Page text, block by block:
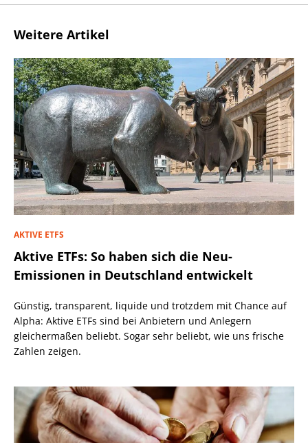
Weitere Artikel
AKTIVE ETFS
Aktive ETFs: So haben sich die Neu-
Emissionen in Deutschland entwickelt
Günstig, transparent, liquide und trotzdem mit Chance auf
Alpha: Aktive ETFs sind bei Anbietern und Anlegern
gleichermaßen beliebt. Sogar sehr beliebt, wie uns frische
Zahlen zeigen.